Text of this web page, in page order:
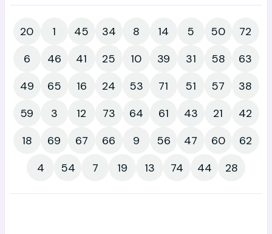
20 1 45 34 8 14 5 50
72
6
46 41 25 10 39 31 58
63
49
65 16 24 53 71 51 57
38
59
3 12 73 64 61 43 21
42
18
69 67 66 9 56 47 60
62
4
54 7 19 13 74 44 28